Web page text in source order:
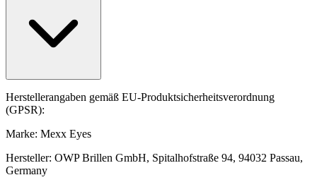
Herstellerangaben gemäß EU-Produktsicherheitsverordnung
(GPSR):
Marke: Mexx Eyes
Hersteller: OWP Brillen GmbH, Spitalhofstraße 94, 94032 Passau,
Germany